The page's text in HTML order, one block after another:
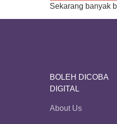
Sekarang banyak
BOLEH DICOBA
DIGITAL
About Us